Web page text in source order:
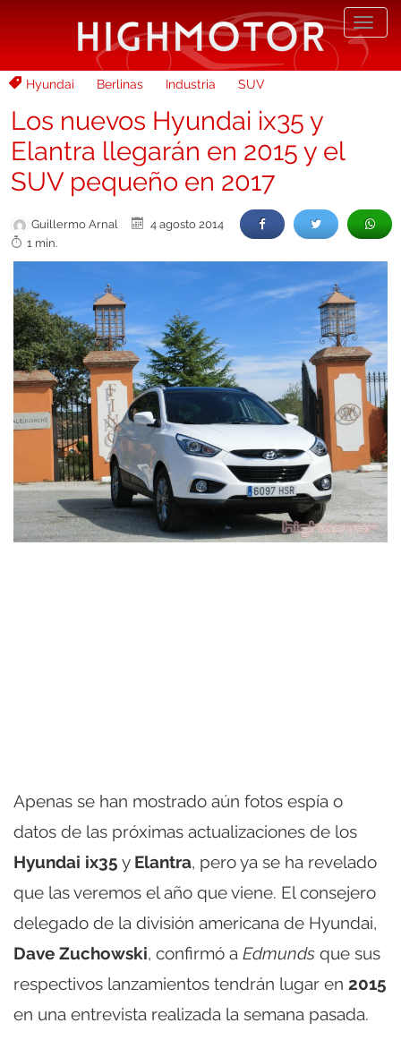
Hyundai Berlinas Industria SUV
Los nuevos Hyundai ix35 y
Elantra llegarán en 2015 y el
SUV pequeño en 2017
Guillermo Arnal
4 agosto 2014
1 min.
Apenas se han mostrado aún fotos espía o
datos de las próximas actualizaciones de los
Hyundai ix35 y Elantra, pero ya se ha revelado
que las veremos el año que viene. El consejero
delegado de la división americana de Hyundai,
Dave Zuchowski, confirmó a Edmunds que sus
respectivos lanzamientos tendrán lugar en 2015
en una entrevista realizada la semana pasada.